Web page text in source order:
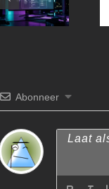
Abonneer